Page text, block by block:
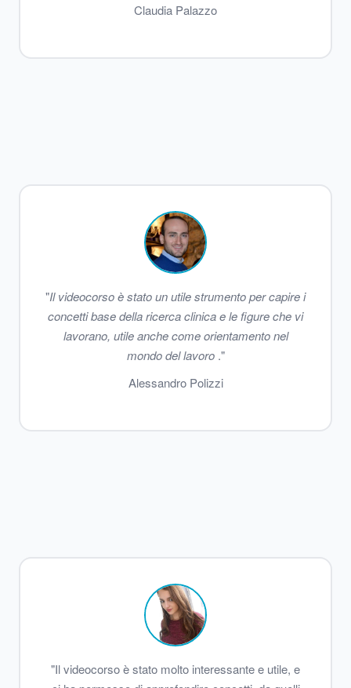
Claudia Palazzo
"Il videocorso è stato un utile strumento per capire i
concetti base della ricerca clinica e le figure che vi
lavorano, utile anche come orientamento nel
mondo del lavoro ."
Alessandro Polizzi
"Il videocorso è stato molto interessante e utile, e